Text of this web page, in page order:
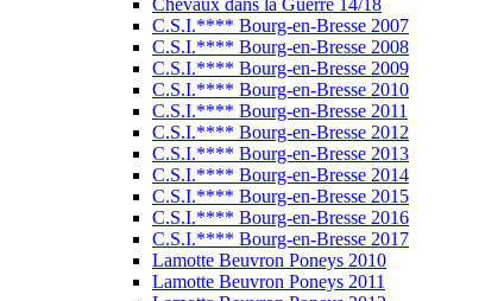
C.S.I.**** Bourg-en-Bresse 2007
C.S.I.**** Bourg-en-Bresse 2008
C.S.I.**** Bourg-en-Bresse 2009
C.S.I.**** Bourg-en-Bresse 2010
C.S.I.**** Bourg-en-Bresse 2011
C.S.I.**** Bourg-en-Bresse 2012
C.S.I.**** Bourg-en-Bresse 2013
C.S.I.**** Bourg-en-Bresse 2014
C.S.I.**** Bourg-en-Bresse 2015
C.S.I.**** Bourg-en-Bresse 2016
C.S.I.**** Bourg-en-Bresse 2017
Lamotte Beuvron Poneys 2010
Lamotte Beuvron Poneys 2011